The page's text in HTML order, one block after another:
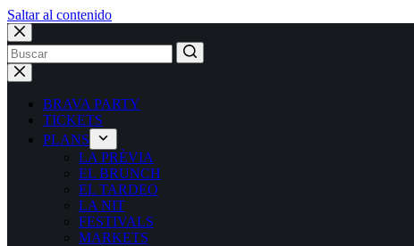
Saltar al contenido
BRAVA PARTY
TICKETS
PLANS
LA PRÈVIA
EL BRUNCH
EL TARDEO
LA NIT
FESTIVALS
MARKETS